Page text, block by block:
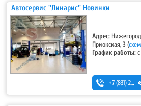
Автосервис ''Линарис'' Новинки
Адрес:
Приокская, 3 (
График работы:
+7 (831) 262-12-18